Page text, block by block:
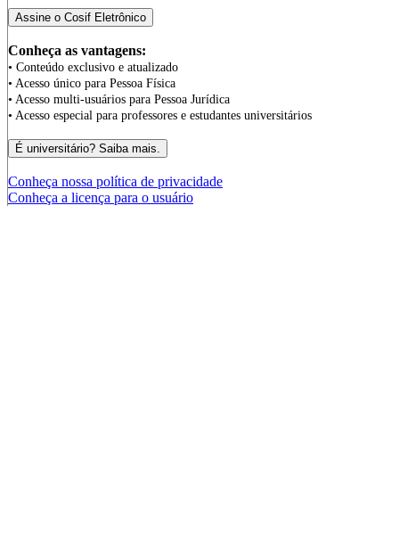
Conheça as vantagens:
• Conteúdo exclusivo e atualizado
• Acesso único para Pessoa Física
• Acesso multi-usuários para Pessoa Jurídica
• Acesso especial para professores e estudantes universitários
Conheça nossa política de privacidade
Conheça a licença para o usuário